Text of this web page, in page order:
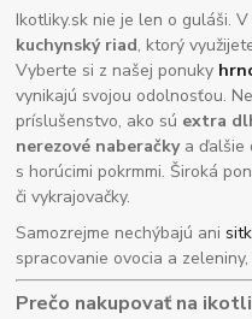
Ikotliky.sk nie je len o guláši.
kuchynský riad, ktorý
Vyberte si z našej ponuky
vynikajú svojou odolnosťou.
príslušenstvo, ako sú extra
nerezové naberačkya ďalšie
s horúcimi pokrmmi. Široká
či vykrajovačky.
Samozrejme nechýbajú ani
spracovanie ovocia a
Prečo nakupovať na